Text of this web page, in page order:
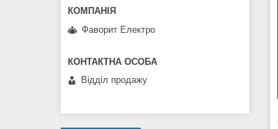
Фаворит Електро
Відділ продажу